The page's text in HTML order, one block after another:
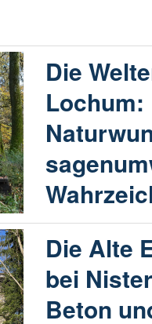
Die
Die Alte
bei
Beton